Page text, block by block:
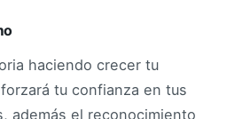
haciendo crecer tu
tu confianza en tus
además el reconocimiento